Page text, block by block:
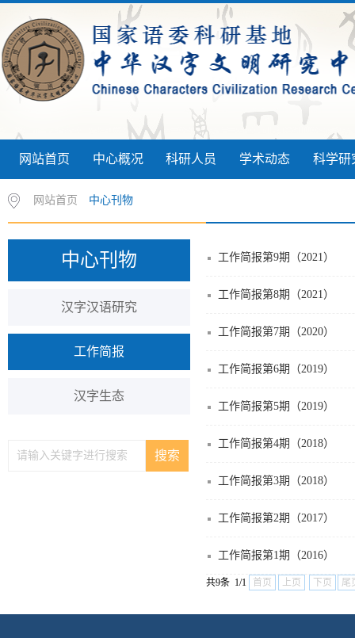
网站首页 中心概况 科研人员 学术动态 科学研
网站首页 中心刊物
中心刊物
汉字汉语研究
工作简报
汉字生态
工作简报第9期（2021）
工作简报第8期（2021）
工作简报第7期（2020）
工作简报第6期（2019）
工作简报第5期（2019）
工作简报第4期（2018）
工作简报第3期（2018）
工作简报第2期（2017）
工作简报第1期（2016）
共9条 1/1 首页 上页 下页 尾